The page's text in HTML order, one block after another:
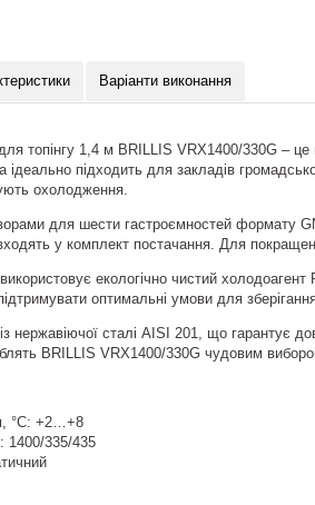
Варіанти виконання
топінгу 1,4 м BRILLIS VRX1400/330G –
ідеально підходить для закладів
охолодження.
для шести гастроємностей формату
у комплект постачання. Для
екологічно чистий
оптимальні умови для
нержавіючої сталі AISI 201, що гарантує
BRILLIS VRX1400/330G чудовим
°С: +2…+8
1400/335/435